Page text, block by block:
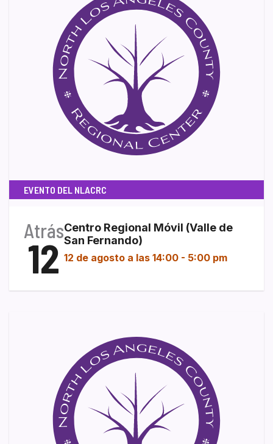
EVENTO DEL NLACRC
Atrás
12
Centro Regional Móvil (Valle de
San Fernando)
12 de agosto a las 14:00 - 5:00 pm